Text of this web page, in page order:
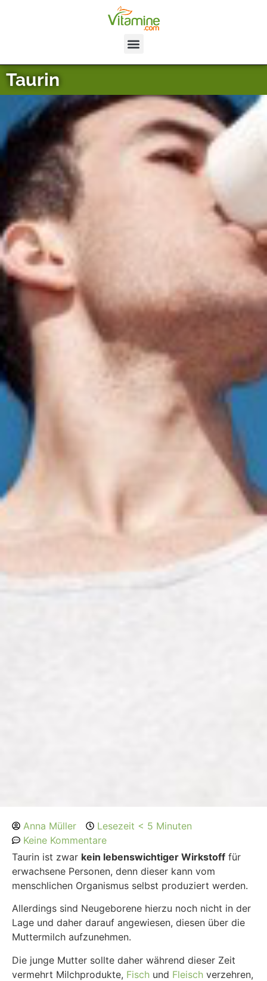
Taurin
Anna Müller
Lesezeit < 5 Minuten
Keine Kommentare
Taurin ist zwar kein lebenswichtiger Wirkstoff für
erwachsene Personen, denn dieser kann vom
menschlichen Organismus selbst produziert werden.
Allerdings sind Neugeborene hierzu noch nicht in der
Lage und daher darauf angewiesen, diesen über die
Muttermilch aufzunehmen.
Die junge Mutter sollte daher während dieser Zeit
vermehrt Milchprodukte, Fisch und Fleisch verzehren,